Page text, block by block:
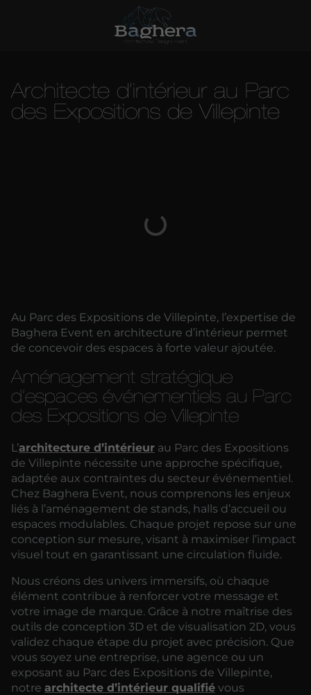
Architecte d’intérieur au Parc
des Expositions de Villepinte
Au Parc des Expositions de Villepinte, l’expertise de
Baghera Event en architecture d’intérieur permet
de concevoir des espaces à forte valeur ajoutée.
Aménagement stratégique
d’espaces événementiels au Parc
des Expositions de Villepinte
L’architecture d’intérieur au Parc des Expositions
de Villepinte nécessite une approche spécifique,
adaptée aux contraintes du secteur événementiel.
Chez Baghera Event, nous comprenons les enjeux
liés à l’aménagement de stands, halls d’accueil ou
espaces modulables. Chaque projet repose sur une
conception sur mesure, visant à maximiser l’impact
visuel tout en garantissant une circulation fluide.
Nous créons des univers immersifs, où chaque
élément contribue à renforcer votre message et
votre image de marque. Grâce à notre maîtrise des
outils de conception 3D et de visualisation 2D, vous
validez chaque étape du projet avec précision. Que
vous soyez une entreprise, une agence ou un
exposant au Parc des Expositions de Villepinte,
notre architecte d’intérieur qualifié vous